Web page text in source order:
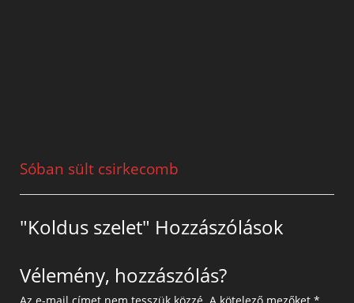
Sóban sült csirkecomb
"Koldus szelet" Hozzászólások
Vélemény, hozzászólás?